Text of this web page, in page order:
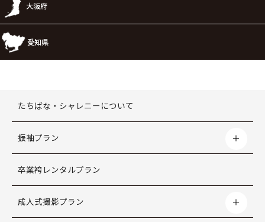
大阪府
愛知県
たちばな・シャレニーについて
振袖プラン
卒業袴レンタルプラン
成人式撮影プラン